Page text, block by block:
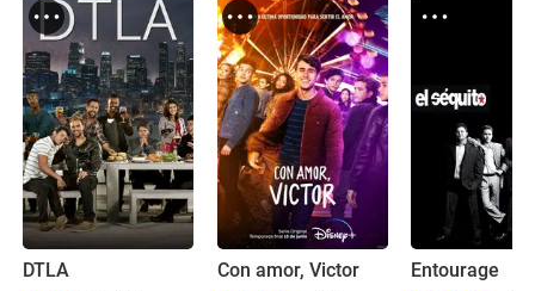
DTLA Con amor, Victor Entourage